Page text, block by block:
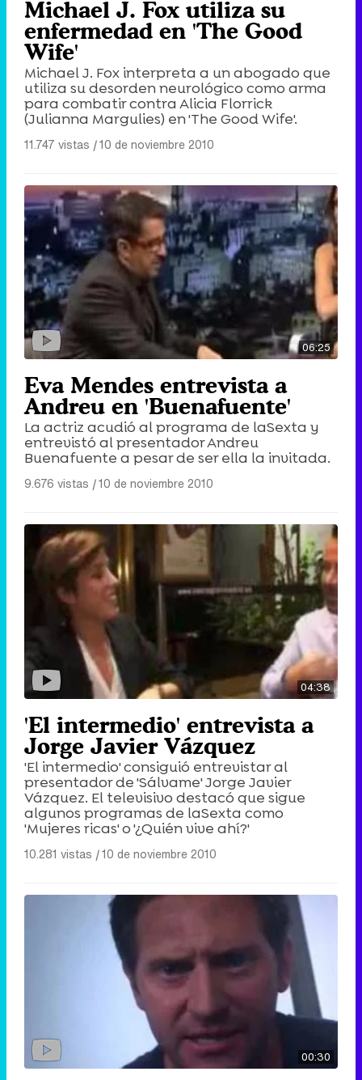
Michael J. Fox utiliza su
enfermedad en 'The Good
Wife'
Michael J. Fox interpreta a un abogado que
utiliza su desorden neurológico como arma
para combatir contra Alicia Florrick
(Julianna Margulies) en 'The Good Wife'.
11.747 vistas |10 de noviembre 2010
06:25
Eva Mendes entrevista a
Andreu en 'Buenafuente'
La actriz acudió al programa de laSexta y
entrevistó al presentador Andreu
Buenafuente a pesar de ser ella la invitada.
9.676 vistas |10 de noviembre 2010
04:38
'El intermedio' entrevista a
Jorge Javier Vázquez
'El intermedio' consiguió entrevistar al
presentador de 'Sálvame' Jorge Javier
Vázquez. El televisivo destacó que sigue
algunos programas de laSexta como
'Mujeres ricas' o '¿Quién vive ahí?'
10.281 vistas |10 de noviembre 2010
00:30